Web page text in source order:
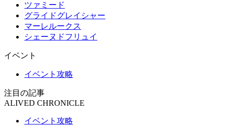
ツァミード
グライドグレイシャー
マーレルークス
シェーヌドフリュイ
イベント
イベント攻略
注目の記事
ALIVED CHRONICLE
イベント攻略